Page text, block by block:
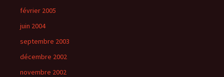
février 2005
juin 2004
septembre 2003
décembre 2002
novembre 2002